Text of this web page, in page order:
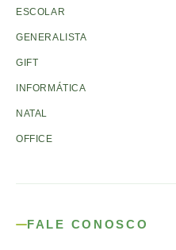
ESCOLAR
GENERALISTA
GIFT
INFORMÁTICA
NATAL
OFFICE
FALE CONOSCO